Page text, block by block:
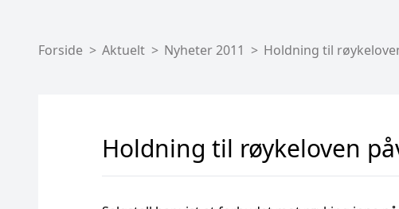
Forside Aktuelt Nyheter 2011 Holdning til
Holdning til røykeloven